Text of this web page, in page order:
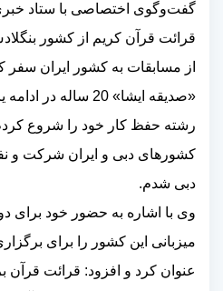
گفت‌وگوی اختصاصی با ستاد
قرائت قرآن کریم از کشور
از مسابقات به کشور ایران سفر
«صدیقه ایشا» 20
رشته حفظ کار خود را شروع
کشورهای دبی و ایران شرکت و
دبی شدم.
وی با اشاره به حضور خود برای
میزبانی این کشور را برای
عنوان کرد و افزود: قرائت قرآن